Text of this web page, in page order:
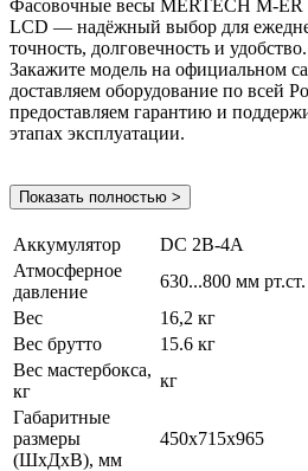
Фасовочные весы MERTECH M-ER
LCD — надёжный выбор для
точность, долговечность и удобство.
Закажите модель на официальном
доставляем оборудование по всей
предоставляем гарантию и
этапах эксплуатации.
Показать полностью >
Аккумулятор
DC 2В-4А
Атмосферное
давление
630...800 мм рт.ст.
Вес
16,2 кг
Вес брутто
15.6 кг
Вес мастербокса,
кг
кг
Габаритные
размеры
(ШхДхВ), мм
450х715х965